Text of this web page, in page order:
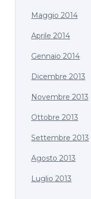
Maggio 2014
Aprile 2014
Gennaio 2014
Dicembre 2013
Novembre 2013
Ottobre 2013
Settembre 2013
Agosto 2013
Luglio 2013